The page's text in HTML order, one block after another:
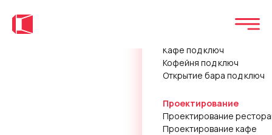
Открытие под ключ
Кафе под ключ
Кофейня под ключ
Открытие бара под ключ
Проектирование
Проектирование
Проектирование кафе